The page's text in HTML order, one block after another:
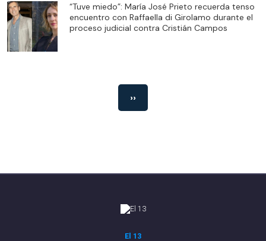
“Tuve miedo”: María José Prieto recuerda tenso
encuentro con Raffaella di Girolamo durante el
proceso judicial contra Cristián Campos
››
El 13